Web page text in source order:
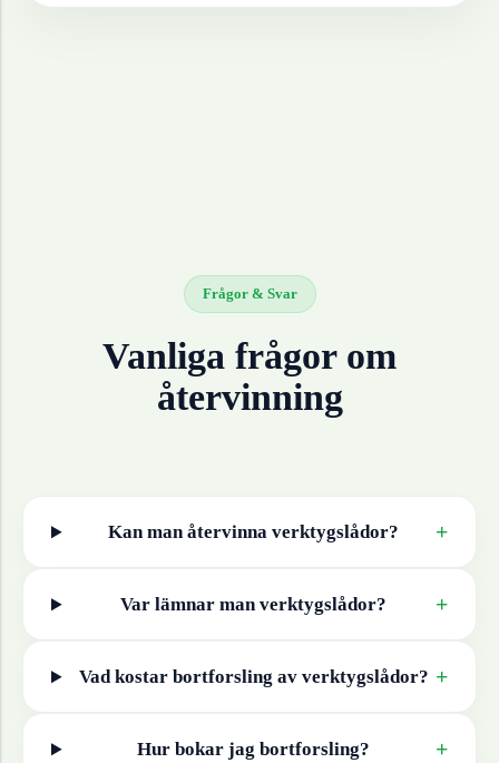
Frågor & Svar
Vanliga frågor om
återvinning
Kan man återvinna verktygslådor? +
Var lämnar man verktygslådor? +
Vad kostar bortforsling av verktygslådor? +
Hur bokar jag bortforsling? +